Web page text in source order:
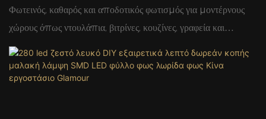
Φωτισμού Κίνα Κατασκευαστής Glamour
Φωτεινός, καθαρός και αποδοτικός φωτισμός για μοντέρνους
χώρους όπως ντουλάπια, βιτρίνες, κουζίνες, γραφεία και
επαγγελματικό φωτισμό